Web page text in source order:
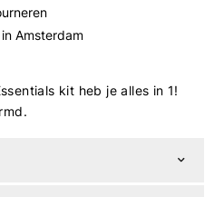
Amsterdam
kit heb je alles in 1!